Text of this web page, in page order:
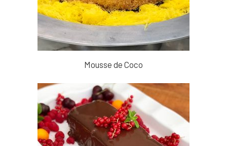
Mousse de Coco